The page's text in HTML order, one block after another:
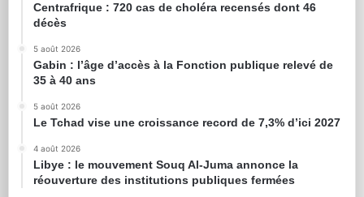
Centrafrique : 720 cas de choléra recensés dont 46
décès
5 août 2026
Gabin : l’âge d’accès à la Fonction publique relevé de
35 à 40 ans
5 août 2026
Le Tchad vise une croissance record de 7,3% d’ici 2027
4 août 2026
Libye : le mouvement Souq Al-Juma annonce la
réouverture des institutions publiques fermées